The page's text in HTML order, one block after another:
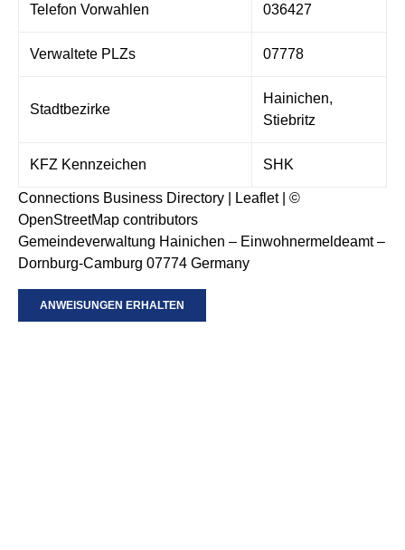
Telefon Vorwahlen 036427
Verwaltete PLZs 07778
Stadtbezirke
Hainichen,
Stiebritz
KFZ Kennzeichen SHK
Connections Business Directory Leaflet| ©
OpenStreetMap contributors
Gemeindeverwaltung Hainichen – Einwohnermeldeamt –
Dornburg-Camburg 07774 Germany
ANWEISUNGEN ERHALTEN